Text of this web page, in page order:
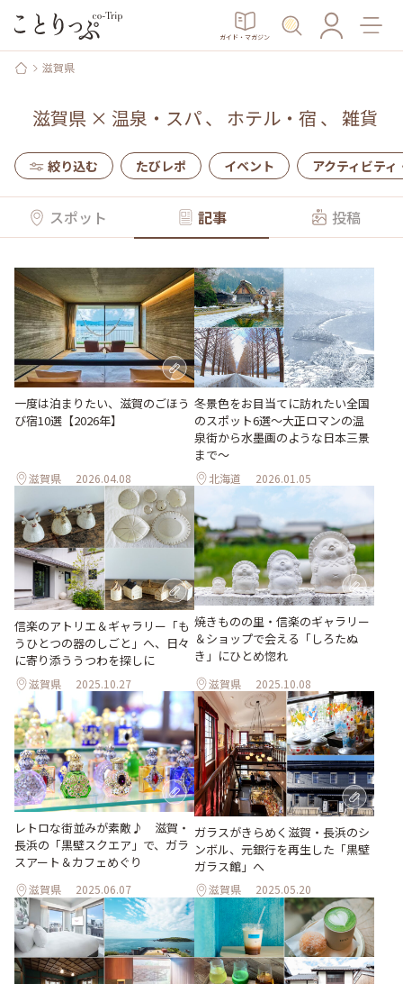
ガイド・マガジン
滋賀県
滋賀県 × 温泉・スパ、 ホテル・宿 、 雑貨
絞り込む たびレポ イベント アクティビティ
スポット 記事 投稿
一度は泊まりたい、滋賀のごほう
び宿10選【2026年】
滋賀県 2026.04.08
冬景色をお目当てに訪れたい全国
のスポット6選〜大正ロマンの温
泉街から水墨画のような日本三景
まで〜
北海道 2026.01.05
信楽のアトリエ＆ギャラリー「も
うひとつの器のしごと」へ、日々
に寄り添ううつわを探しに
滋賀県 2025.10.27
焼きものの里・信楽のギャラリー
＆ショップで会える「しろたぬ
き」にひとめ惚れ
滋賀県 2025.10.08
レトロな街並みが素敵♪ 滋賀・
長浜の「黒壁スクエア」で、ガラ
スアート＆カフェめぐり
滋賀県 2025.06.07
ガラスがきらめく滋賀・長浜のシ
ンボル、元銀行を再生した「黒壁
ガラス館」へ
滋賀県 2025.05.20